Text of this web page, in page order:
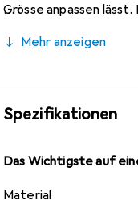
Grösse anpassen
das ästhetische
Kratzern und
dämpfen ausserdem
über einen
Passform
sind in neutralem
Mehr anzeigen
Spezifikationen
Das Wichtigste auf
Material